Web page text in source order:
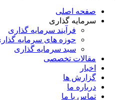
صفحه اصلی
سرمایه گذاری
فرآیند سرمایه گذاری
حوزه های سرمایه
سبد سرمایه گذاری
مقالات تخصصی
اخبار
گزارش ها
درباره ما
تماس با ما